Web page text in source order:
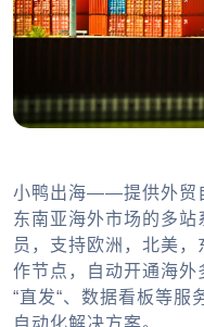
小鸭出海——提供外贸
东南亚海外市场的多站
员，支持欧洲，北美
作节点，自动开通海
“直发“、数据看板等服
自动化解决方案。